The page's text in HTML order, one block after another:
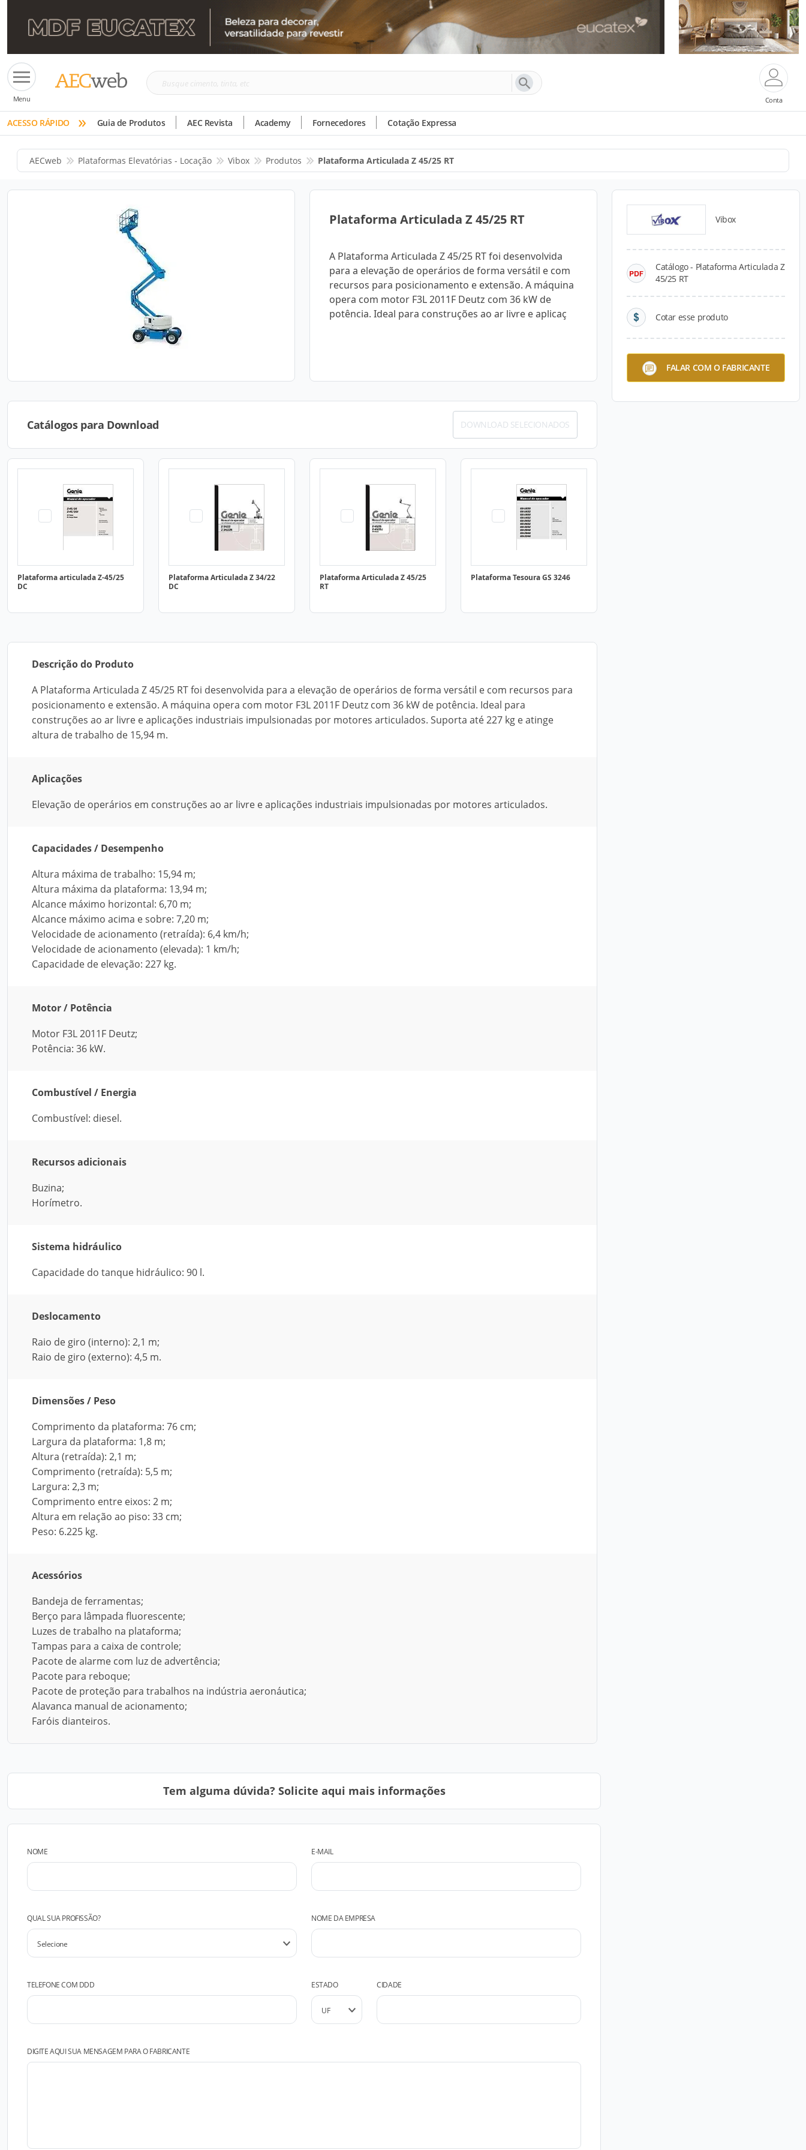
Menu
Busque
tinta,
etc
Conta
ACESSO RÁPIDO » Guia de Produtos AEC Revista Academy Fornecedores Cotação Expressa
AECweb Plataformas Elevatórias - Locação Vibox Produtos Plataforma Articulada Z 45/25 RT
Plataforma Articulada Z 45/25 RT
A Plataforma Articulada Z 45/25 RT foi desenvolvida
para a elevação de operários de forma versátil e com
recursos para posicionamento e extensão. A máquina
opera com motor F3L 2011F Deutz com 36 kW de
potência. Ideal para construções ao ar livre e aplicaç
Vibox
Catálogo - Plataforma Articulada Z
45/25 RT
Cotar esse produto
FALAR COM O FABRICANTE
Catálogos para Download DOWNLOAD SELECIONADOS
Plataforma articulada Z-45/25
DC
Plataforma Articulada Z 34/22
DC
Plataforma Articulada Z 45/25
RT
Plataforma Tesoura GS 3246
Descrição do Produto
A Plataforma Articulada Z 45/25 RT foi desenvolvida para a elevação de operários de forma versátil e com recursos para
posicionamento e extensão. A máquina opera com motor F3L 2011F Deutz com 36 kW de potência. Ideal para
construções ao ar livre e aplicações industriais impulsionadas por motores articulados. Suporta até 227 kg e atinge
altura de trabalho de 15,94 m.
Aplicações
Elevação de operários em construções ao ar livre e aplicações industriais impulsionadas por motores articulados.
Capacidades / Desempenho
Altura máxima de trabalho: 15,94 m;
Altura máxima da plataforma: 13,94 m;
Alcance máximo horizontal: 6,70 m;
Alcance máximo acima e sobre: 7,20 m;
Velocidade de acionamento (retraída): 6,4 km/h;
Velocidade de acionamento (elevada): 1 km/h;
Capacidade de elevação: 227 kg.
Motor / Potência
Motor F3L 2011F Deutz;
Potência: 36 kW.
Combustível / Energia
Combustível: diesel.
Recursos adicionais
Buzina;
Horímetro.
Sistema hidráulico
Capacidade do tanque hidráulico: 90 l.
Deslocamento
Raio de giro (interno): 2,1 m;
Raio de giro (externo): 4,5 m.
Dimensões / Peso
Comprimento da plataforma: 76 cm;
Largura da plataforma: 1,8 m;
Altura (retraída): 2,1 m;
Comprimento (retraída): 5,5 m;
Largura: 2,3 m;
Comprimento entre eixos: 2 m;
Altura em relação ao piso: 33 cm;
Peso: 6.225 kg.
Acessórios
Bandeja de ferramentas;
Berço para lâmpada fluorescente;
Luzes de trabalho na plataforma;
Tampas para a caixa de controle;
Pacote de alarme com luz de advertência;
Pacote para reboque;
Pacote de proteção para trabalhos na indústria aeronáutica;
Alavanca manual de acionamento;
Faróis dianteiros.
Tem alguma dúvida? Solicite aqui mais informações
NOME E-MAIL
QUAL SUA PROFISSÃO? NOME DA EMPRESA
TELEFONE COM DDD ESTADO CIDADE
DIGITE AQUI SUA MENSAGEM PARA O FABRICANTE